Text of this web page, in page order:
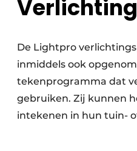
Verlichting
De Lightpro
inmiddels ook
tekenprogramma dat
gebruiken. Zij kunnen
intekenen in hun tuin-